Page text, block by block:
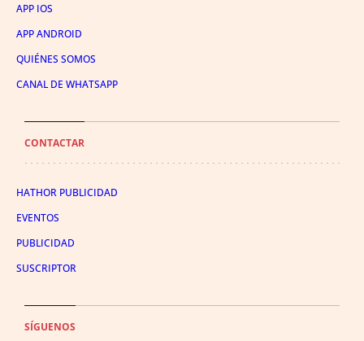
APP IOS
APP ANDROID
QUIÉNES SOMOS
CANAL DE WHATSAPP
CONTACTAR
HATHOR PUBLICIDAD
EVENTOS
PUBLICIDAD
SUSCRIPTOR
SÍGUENOS